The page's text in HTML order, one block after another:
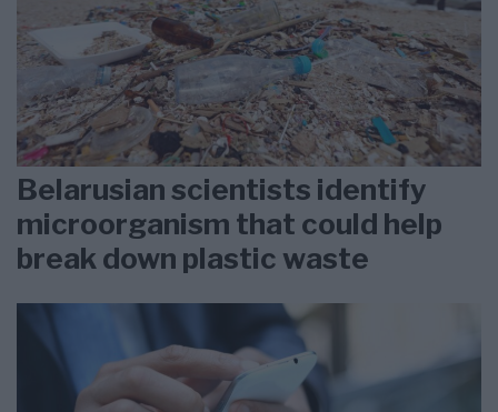
Belarusian scientists identify
microorganism that could help
break down plastic waste